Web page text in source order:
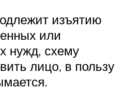
изъятию
или
нужд, схему
лицо, в пользу